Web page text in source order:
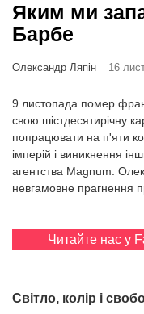
Яким ми
Барбе
Олександр Ляпін 16
9 листопада помер
свою шістдесятирічну
попрацювати на п'яти
імперій і виникнення
агентства Magnum.
невгамовне прагнення
Читайте нас у
Світло, колір і